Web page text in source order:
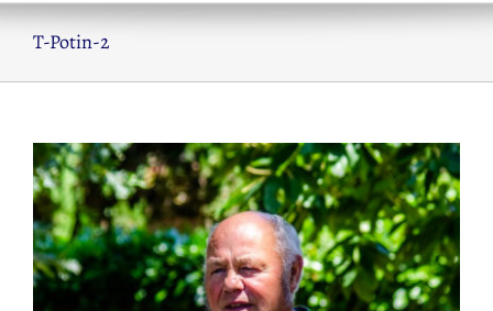
T-Potin-2